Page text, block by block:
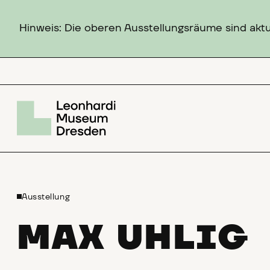
Hinweis: Die oberen Ausstellungsräume sind
Ausstellung
MAX UHLIG